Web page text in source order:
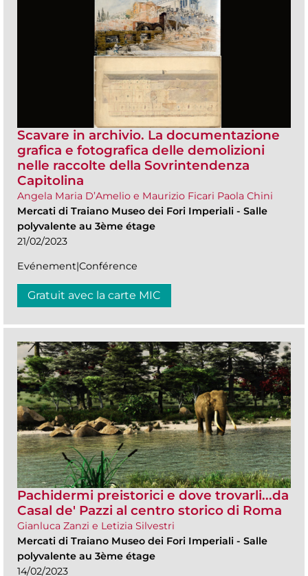
Scavare in archivio. La documentazione
grafica e fotografica delle demolizioni
nelle raccolte della Sovrintendenza
Capitolina
Angela Maria D’Amelio e Maurizio Ficari Paola Chini
Mercati di Traiano Museo dei Fori Imperiali - Salle
polyvalente au 3ème étage
21/02/2023
Evénement|Conférence
Gratuit avec la carte MIC
Pachidermi preistorici e dove trovarli...da
Casal de' Pazzi al centro storico di Roma
Gianluca Zanzi e Letizia Silvestri
Mercati di Traiano Museo dei Fori Imperiali - Salle
polyvalente au 3ème étage
14/02/2023